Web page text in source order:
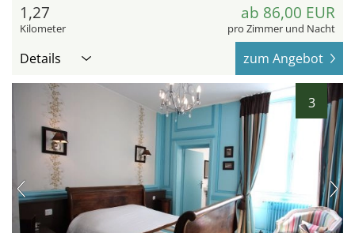
1,27
Kilometer
ab 86,00 EUR
pro Zimmer und Nacht
Details zum Angebot
3